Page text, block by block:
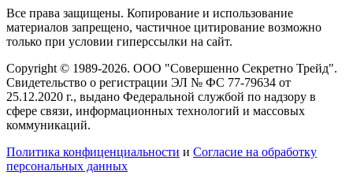
Все права защищены. Копирование и использование
материалов запрещено, частичное цитирование возможно
только при условии гиперссылки на сайт.
Copyright © 1989-2026. ООО "Совершенно Секретно Трейд".
Свидетельство о регистрации ЭЛ № ФС 77-79634 от
25.12.2020 г., выдано Федеральной службой по надзору в
сфере связи, информационных технологий и массовых
коммуникаций.
Политика конфиценциальности и Согласие на обработку
персональных данных